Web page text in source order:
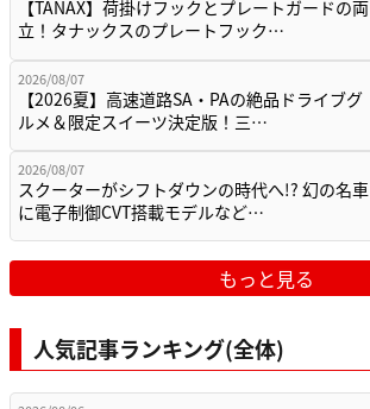
【TANAX】荷掛けフックとプレートガードの両
立！タナックスのプレートフック…
2026/08/07
【2026夏】高速道路SA・PAの絶品ドライブグ
ルメ＆限定スイーツ決定版！三…
2026/08/07
スクーターがシフトダウンの時代へ!? 幻の名車
に電子制御CVT搭載モデルなど…
もっと見る
人気記事ランキング(全体)